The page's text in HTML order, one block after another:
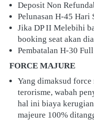
Deposit Non
Pelunasan H-45 Hari
Jika DP II Melebihi
booking seat akan
Pembatalan H-30
FORCE MAJURE
Yang dimaksud force
terorisme, wabah
hal ini biaya
majeure 100%